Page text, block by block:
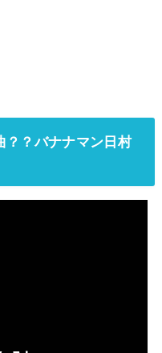
？？バナナマン日村